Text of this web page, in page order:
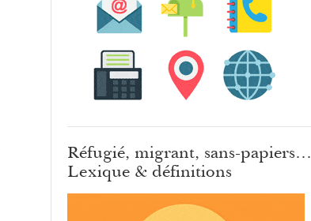
Réfugié, migrant, sans-papiers…
Lexique & définitions